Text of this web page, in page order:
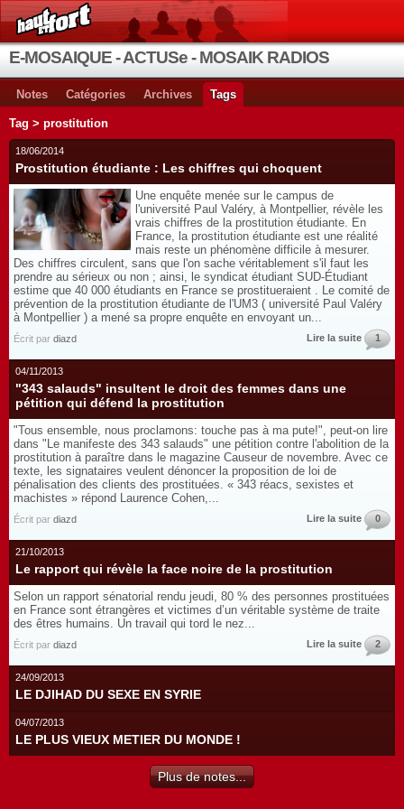
E-MOSAIQUE - ACTUSe - MOSAIK RADIOS
Notes Catégories Archives Tags
Tag > prostitution
18/06/2014
Prostitution étudiante : Les chiffres qui choquent
Une enquête menée sur le campus de
l'université Paul Valéry, à Montpellier, révèle les
vrais chiffres de la prostitution étudiante. En
France, la prostitution étudiante est une réalité
mais reste un phénomène difficile à mesurer.
Des chiffres circulent, sans que l'on sache véritablement s'il faut les
prendre au sérieux ou non ; ainsi, le syndicat étudiant SUD-Étudiant
estime que 40 000 étudiants en France se prostitueraient . Le comité de
prévention de la prostitution étudiante de l'UM3 ( université Paul Valéry
à Montpellier ) a mené sa propre enquête en envoyant un...
Écrit par diazd Lire la suite 1
04/11/2013
"343 salauds" insultent le droit des femmes dans une
pétition qui défend la prostitution
"Tous ensemble, nous proclamons: touche pas à ma pute!", peut-on lire
dans "Le manifeste des 343 salauds" une pétition contre l'abolition de la
prostitution à paraître dans le magazine Causeur de novembre. Avec ce
texte, les signataires veulent dénoncer la proposition de loi de
pénalisation des clients des prostituées. « 343 réacs, sexistes et
machistes » répond Laurence Cohen,...
Écrit par diazd Lire la suite 0
21/10/2013
Le rapport qui révèle la face noire de la prostitution
Selon un rapport sénatorial rendu jeudi, 80 % des personnes prostituées
en France sont étrangères et victimes d’un véritable système de traite
des êtres humains. Un travail qui tord le nez...
Écrit par diazd Lire la suite 2
24/09/2013
LE DJIHAD DU SEXE EN SYRIE
04/07/2013
LE PLUS VIEUX METIER DU MONDE !
Plus de notes...